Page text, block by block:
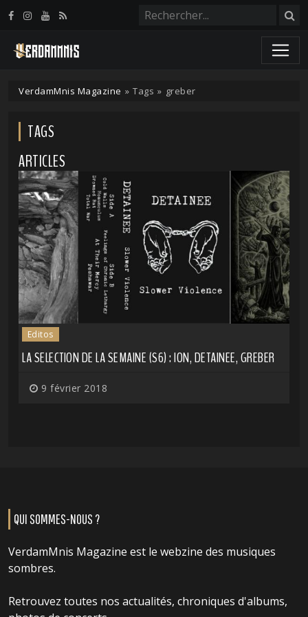
VerdamMnis Magazine » Tags » greber
TAGS
ARTICLES
Editos
LA SELECTION DE LA SEMAINE (S6) : ION, DETAINEE, GREBER
9 février 2018
QUI SOMMES-NOUS ?
VerdamMnis Magazine est le webzine des musiques
sombres.
Retrouvez toutes nos actualités, chroniques d'albums,
Panneau de gestion des cookies